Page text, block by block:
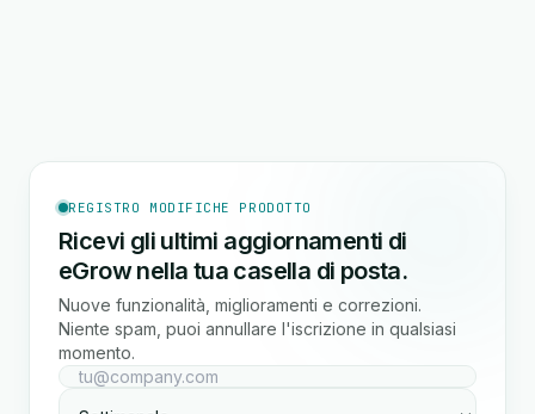
REGISTRO MODIFICHE PRODOTTO
Ricevi gli ultimi aggiornamenti di
eGrow nella tua casella di posta.
Nuove funzionalità, miglioramenti e correzioni.
Niente spam, puoi annullare l'iscrizione in qualsiasi
momento.